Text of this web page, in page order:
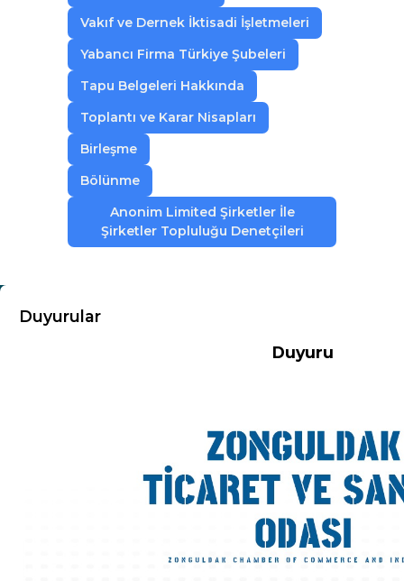
Vakıf ve Dernek İktisadi İşletmeleri
Yabancı Firma Türkiye Şubeleri
Tapu Belgeleri Hakkında
Toplantı ve Karar Nisapları
Birleşme
Bölünme
Anonim Limited Şirketler İle
Şirketler Topluluğu Denetçileri
Duyurular
Duyuru
Yönetim Kurulu
Meclis Üyeleri
Komisyon ve Kurallar
Organizasyon Şeması
Odamız Personeli
Mevzuat
İl Kadın Girişimci Kurulu